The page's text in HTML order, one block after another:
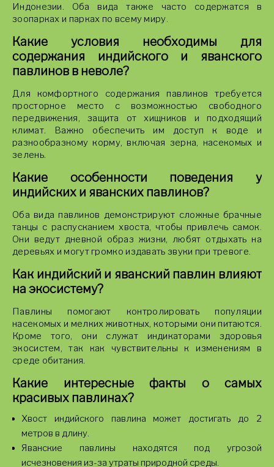
Индонезии. Оба вида также часто содержатся в
зоопарках и парках по всему миру.
Какие условия необходимы для
содержания индийского и яванского
павлинов в неволе?
Для комфортного содержания павлинов требуется
просторное место с возможностью свободного
передвижения, защита от хищников и подходящий
климат. Важно обеспечить им доступ к воде и
разнообразному корму, включая зерна, насекомых и
зелень.
Какие особенности поведения у
индийских и яванских павлинов?
Оба вида павлинов демонстрируют сложные брачные
танцы с распусканием хвоста, чтобы привлечь самок.
Они ведут дневной образ жизни, любят отдыхать на
деревьях и могут громко издавать звуки при тревоге.
Как индийский и яванский павлин влияют
на экосистему?
Павлины помогают контролировать популяции
насекомых и мелких животных, которыми они питаются.
Кроме того, они служат индикаторами здоровья
экосистем, так как чувствительны к изменениям в
среде обитания.
Какие интересные факты о самых
красивых павлинах?
Хвост индийского павлина может достигать до 2
метров в длину.
Яванские павлины находятся под угрозой
исчезновения из-за утраты природной среды.